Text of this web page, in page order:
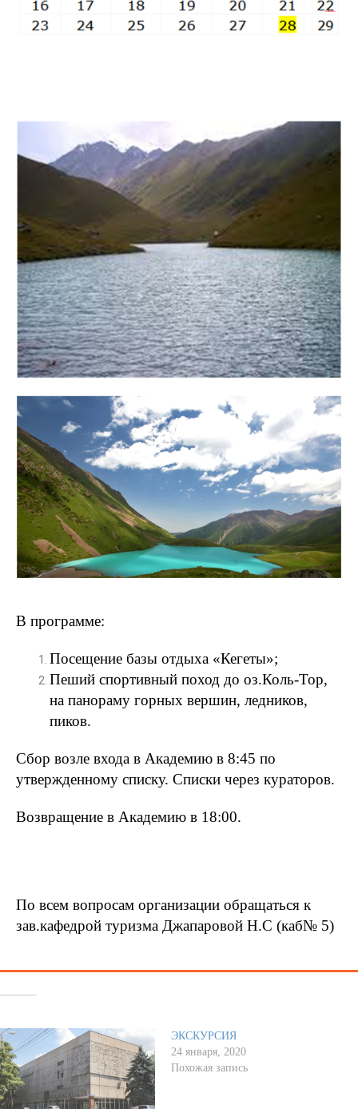
В программе:
Посещение базы отдыха «Кегеты»;
Пеший спортивный поход до оз.Коль-Тор,
на панораму горных вершин, ледников,
пиков.
Сбор возле входа в Академию в 8:45 по
утвержденному списку. Списки через кураторов.
Возвращение в Академию в 18:00.
По всем вопросам организации обращаться к
зав.кафедрой туризма Джапаровой Н.С (каб№ 5)
ЭКСКУРСИЯ
24 января, 2020
Похожая запись